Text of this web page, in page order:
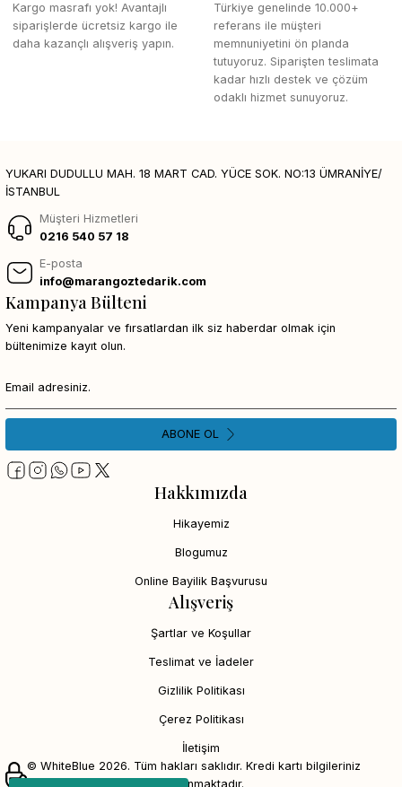
Kargo masrafı yok! Avantajlı
siparişlerde ücretsiz kargo ile
daha kazançlı alışveriş yapın.
Türkiye genelinde 10.000+
referans ile müşteri
memnuniyetini ön planda
tutuyoruz. Siparişten teslimata
kadar hızlı destek ve çözüm
odaklı hizmet sunuyoruz.
YUKARI DUDULLU MAH. 18 MART CAD. YÜCE SOK. NO:13 ÜMRANİYE/
İSTANBUL
Müşteri Hizmetleri
0216 540 57 18
E-posta
info@marangoztedarik.com
Hakkımızda
Hikayemiz
Blogumuz
Online Bayilik Başvurusu
Alışveriş
Şartlar ve Koşullar
Teslimat ve İadeler
Gizlilik Politikası
Çerez Politikası
İletişim
Kampanya Bülteni
Yeni kampanyalar ve fırsatlardan ilk siz haberdar olmak için
bültenimize kayıt olun.
ABONE OL
© WhiteBlue 2026. Tüm hakları saklıdır. Kredi kartı bilgileriniz
256bit SSL sertifikası ile korunmaktadır.